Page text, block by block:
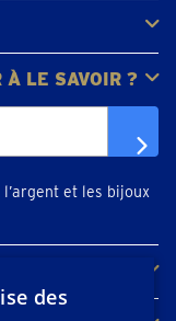
À LE SAVOIR ?
et les bijoux
des